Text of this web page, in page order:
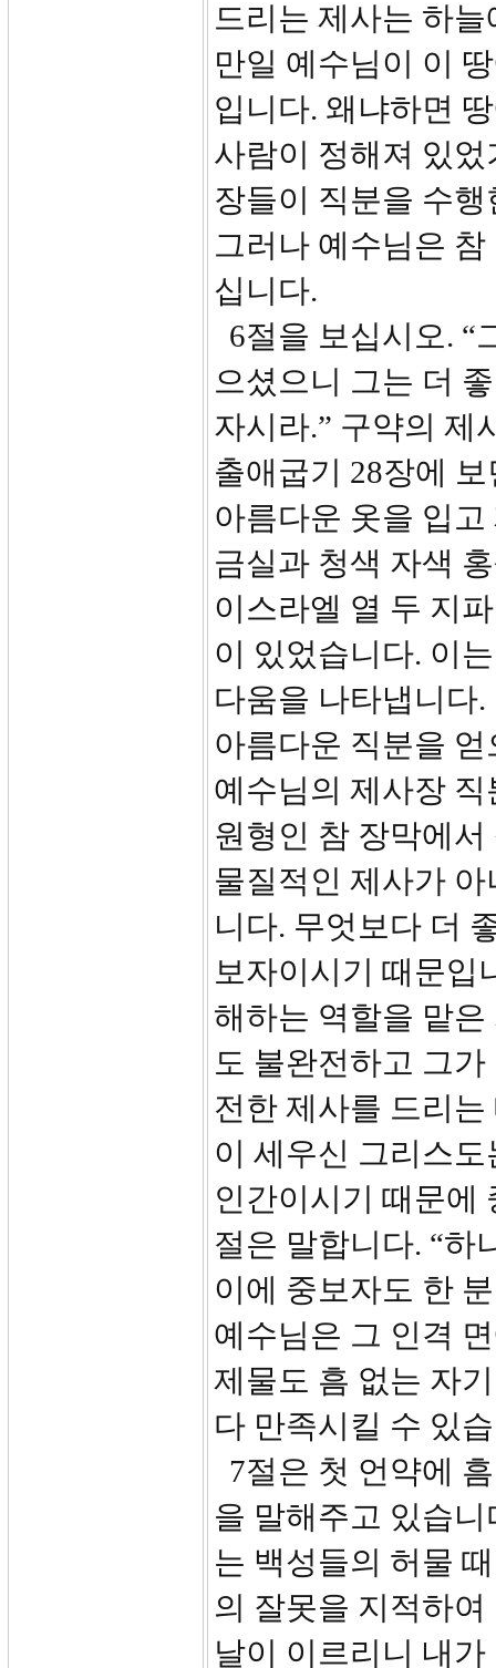
드리는 제사는 하
만일 예수님이 이
입니다. 왜냐하면
사람이 정해져 있
장들이 직분을 수
그러나 예수님은
십니다.
6절을 보십시오. “
으셨으니 그는 더
자시라.” 구약의 제
출애굽기 28장에
아름다운 옷을 입
금실과 청색 자색
이스라엘 열 두 지
이 있었습니다. 이
다움을 나타냅니다
아름다운 직분을
예수님의 제사장
원형인 참 장막에
물질적인 제사가
니다. 무엇보다 더
보자이시기 때문입
해하는 역할을 맡
도 불완전하고 그
전한 제사를 드리
이 세우신 그리스
인간이시기 때문에
절은 말합니다. “하
이에 중보자도 한
예수님은 그 인격
제물도 흠 없는 자
다 만족시킬 수 있
7절은 첫 언약에
을 말해주고 있습
는 백성들의 허물
의 잘못을 지적하
날이 이르리니 내